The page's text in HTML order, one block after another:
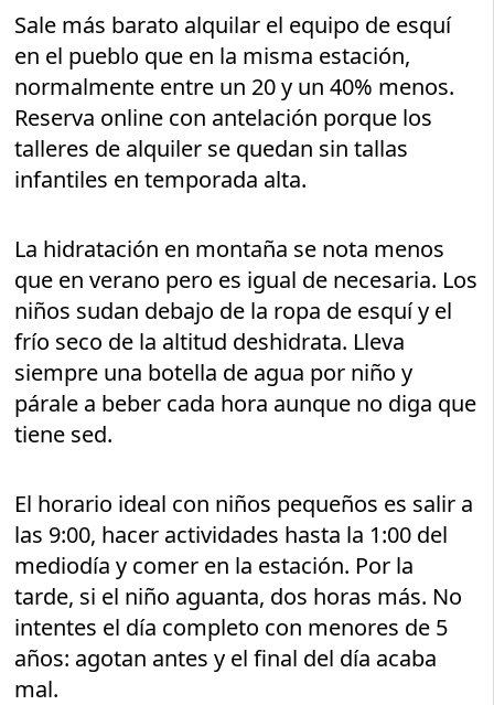
Sale más barato alquilar el equipo de esquí
en el pueblo que en la misma estación,
normalmente entre un 20 y un 40% menos.
Reserva online con antelación porque los
talleres de alquiler se quedan sin tallas
infantiles en temporada alta.
La hidratación en montaña se nota menos
que en verano pero es igual de necesaria. Los
niños sudan debajo de la ropa de esquí y el
frío seco de la altitud deshidrata. Lleva
siempre una botella de agua por niño y
párale a beber cada hora aunque no diga que
tiene sed.
El horario ideal con niños pequeños es salir a
las 9:00, hacer actividades hasta la 1:00 del
mediodía y comer en la estación. Por la
tarde, si el niño aguanta, dos horas más. No
intentes el día completo con menores de 5
años: agotan antes y el final del día acaba
mal.